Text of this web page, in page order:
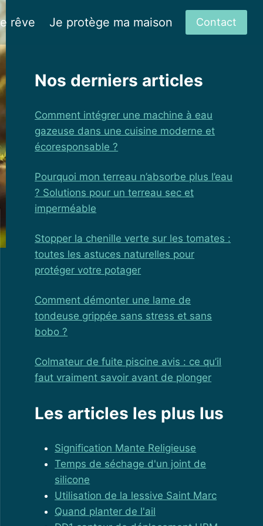
rêve Je protège ma maison Contact
Nos derniers articles
Comment intégrer une machine à eau
gazeuse dans une cuisine moderne et
écoresponsable ?
Pourquoi mon terreau n’absorbe plus l’eau
? Solutions pour un terreau sec et
imperméable
Stopper la chenille verte sur les tomates :
toutes les astuces naturelles pour
protéger votre potager
Comment démonter une lame de
tondeuse grippée sans stress et sans
bobo ?
Colmateur de fuite piscine avis : ce qu’il
faut vraiment savoir avant de plonger
Les articles les plus lus
Signification Mante Religieuse
Temps de séchage d'un joint de
silicone
Utilisation de la lessive Saint Marc
Quand planter de l'ail